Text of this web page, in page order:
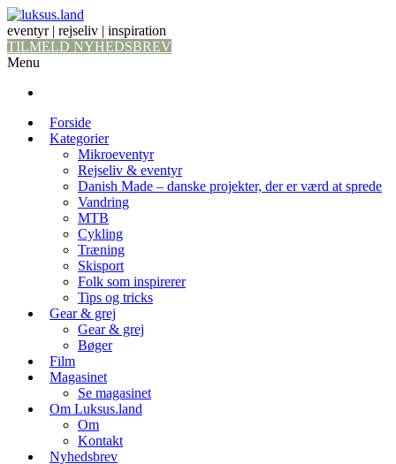
eventyr | rejseliv | inspiration
TILMELD NYHEDSBREV
Menu
Forside
Kategorier
Mikroeventyr
Rejseliv & eventyr
Danish Made – danske projekter, der er værd at sprede
Vandring
MTB
Cykling
Træning
Skisport
Folk som inspirerer
Tips og tricks
Gear & grej
Gear & grej
Bøger
Film
Magasinet
Se magasinet
Om Luksus.land
Om
Kontakt
Nyhedsbrev